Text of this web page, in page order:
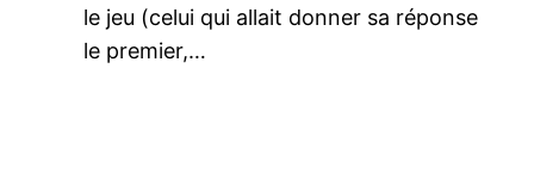
le jeu (celui qui allait donner sa réponse
le premier,…